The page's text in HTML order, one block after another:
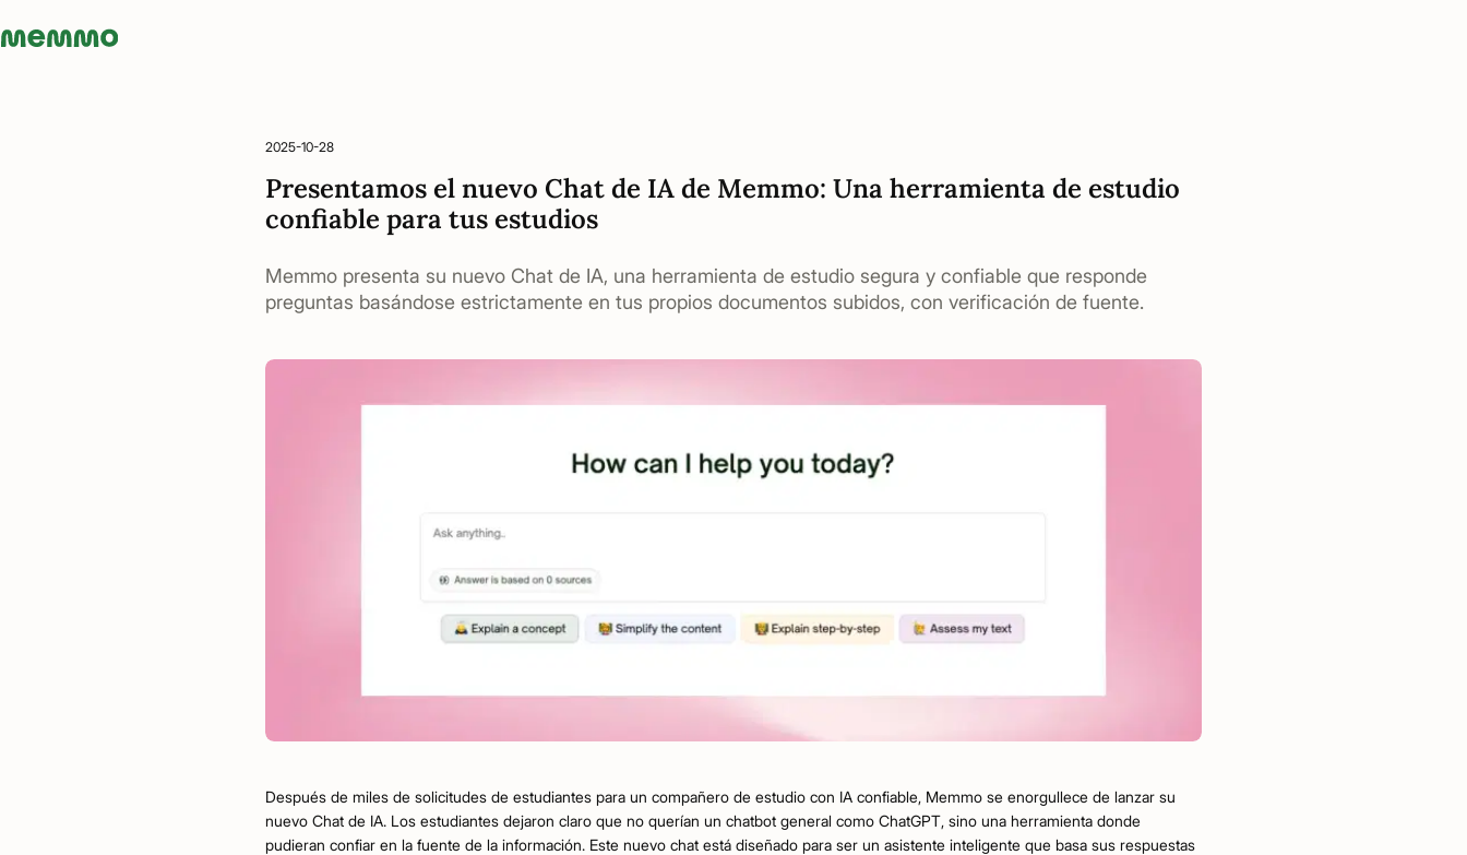
Memmo - AI-verktyg och digital kurslitteratur
2025-10-28
Presentamos el nuevo Chat de IA de Memmo: Una herramienta de estudio
confiable para tus estudios
Memmo presenta su nuevo Chat de IA, una herramienta de estudio segura y confiable que responde
preguntas basándose estrictamente en tus propios documentos subidos, con verificación de fuente.
Después de miles de solicitudes de estudiantes para un compañero de estudio con IA confiable, Memmo se enorgullece de lanzar su
nuevo Chat de IA. Los estudiantes dejaron claro que no querían un chatbot general como ChatGPT, sino una herramienta donde
pudieran confiar en la fuente de la información. Este nuevo chat está diseñado para ser un asistente inteligente que basa sus respuestas